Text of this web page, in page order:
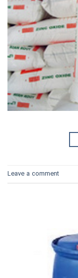
Leave a comment